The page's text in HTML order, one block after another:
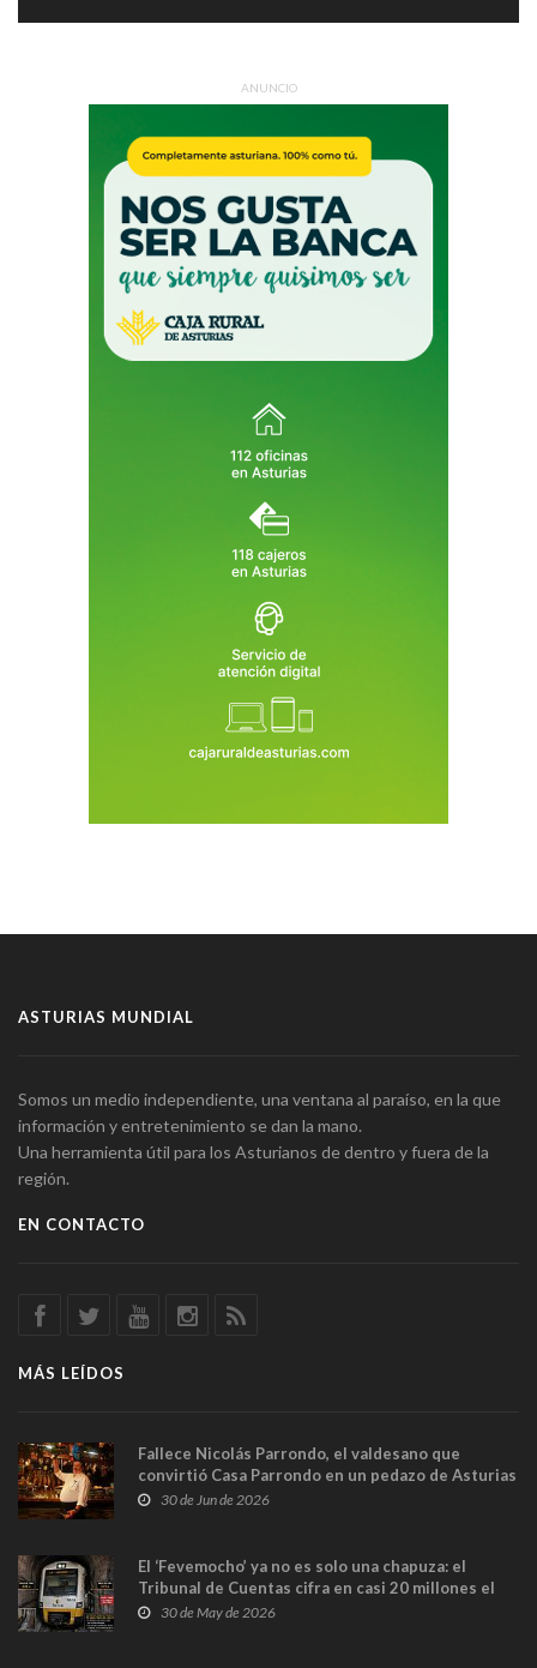
ANUNCIO
ASTURIAS MUNDIAL
Somos un medio independiente, una ventana al paraíso, en la que
información y entretenimiento se dan la mano.
Una herramienta útil para los Asturianos de dentro y fuera de la
región.
EN CONTACTO
MÁS LEÍDOS
Fallece Nicolás Parrondo, el valdesano que
convirtió Casa Parrondo en un pedazo de Asturias
en Madrid
30 de Jun de 2026
El ‘Fevemocho’ ya no es solo una chapuza: el
Tribunal de Cuentas cifra en casi 20 millones el
sobrecoste de los trenes que no cabían por los
30 de May de 2026